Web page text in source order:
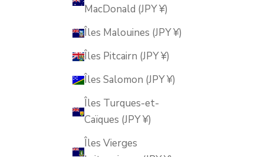
MacDonald (JPY ¥)
Îles Malouines (JPY ¥)
Îles Pitcairn (JPY ¥)
Îles Salomon (JPY ¥)
Îles Turques-et-
Caïques (JPY ¥)
Îles Vierges